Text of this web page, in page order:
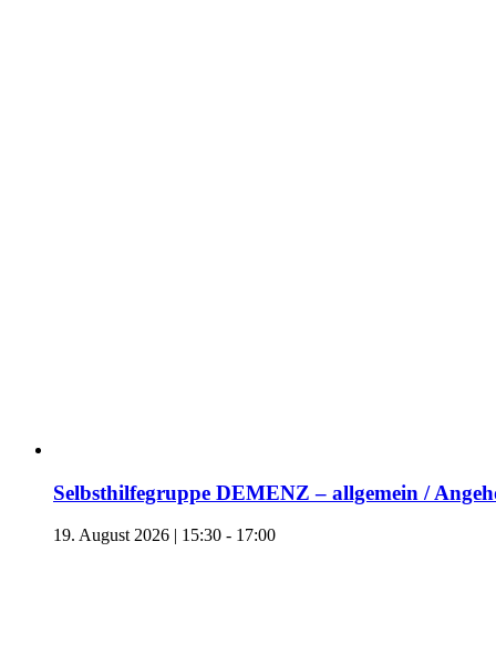
Selbsthilfegruppe DEMENZ – allgemein /
19. August 2026 | 15:30 - 17:00